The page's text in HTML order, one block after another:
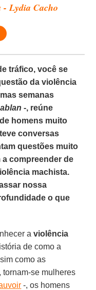
- Lydia Cacho
tráfico, você se
da violência
semanas
-, reúne
homens muito
conversas
questões muito
compreender de
machista.
nossa
o que
aviolência
de como a
como as
tornam-se mulheres
-, os homens